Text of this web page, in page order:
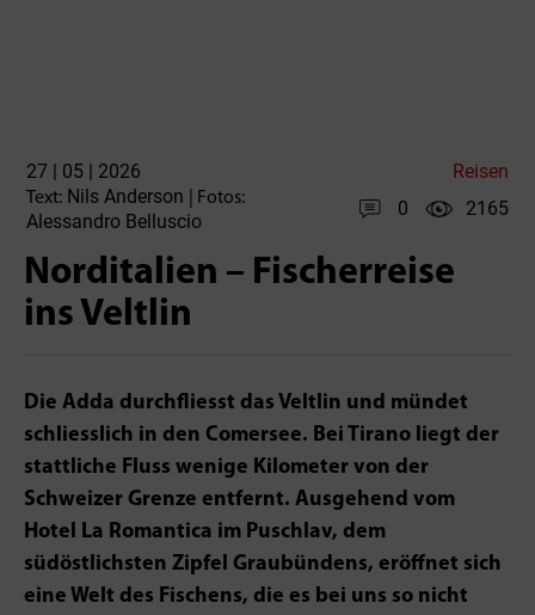
27 | 05 | 2026 Reisen
Text: Nils Anderson | Fotos:
Alessandro Belluscio
0 2165
Norditalien – Fischerreise
ins Veltlin
Die Adda durchfliesst das Veltlin und mündet
schliesslich in den Comersee. Bei Tirano liegt der
stattliche Fluss wenige Kilometer von der
Schweizer Grenze entfernt. Ausgehend vom
Hotel La Romantica im Puschlav, dem
südöstlichsten Zipfel Graubündens, eröffnet sich
eine Welt des Fischens, die es bei uns so nicht